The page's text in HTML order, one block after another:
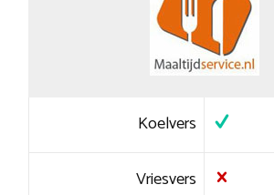
Koelvers
Vriesvers